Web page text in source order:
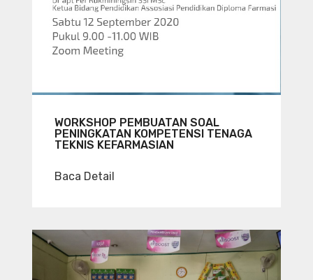
WORKSHOP PEMBUATAN SOAL
PENINGKATAN KOMPETENSI TENAGA
TEKNIS KEFARMASIAN
Baca Detail